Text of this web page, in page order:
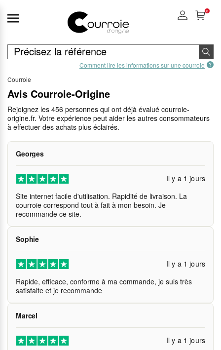
Comment lire les informations sur une courroie
0
Courroie
Avis Courroie-Origine
Rejoignez les 456 personnes qui ont déjà évalué courroie-
origine.fr. Votre expérience peut aider les autres consommateurs
à effectuer des achats plus éclairés.
Georges
Il y a 1 jours
Site internet facile d'utilisation. Rapidité de livraison. La
courroie correspond tout à fait à mon besoin. Je
recommande ce site.
Sophie
Il y a 1 jours
Rapide, efficace, conforme à ma commande, je suis très
satisfaite et je recommande
Marcel
Il y a 1 jours